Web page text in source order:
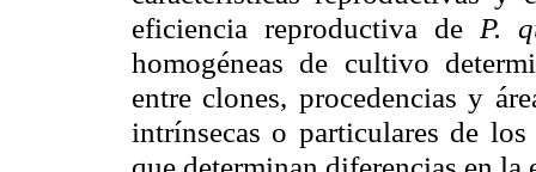
eficiencia reproductiva de P.
homogéneas de cultivo
entre clones, procedencias y
intrínsecas o particulares de